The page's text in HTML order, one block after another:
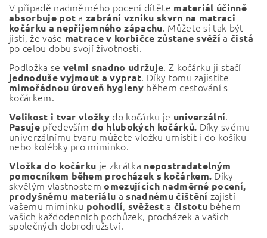
V případě nadměrného pocení dítěte materiál účinně
absorbuje pota zabrání vzniku skvrn na matraci
kočárku a nepříjemného zápachu. Můžete si tak být
jistí, že vaše matrace v korbičce zůstane svěží ačistá
po celou dobu svojí životnosti.
Podložka se velmi snadno udržuje. Z kočárku ji stačí
jednoduše vyjmout a vyprat. Díky tomu zajistíte
mimořádnou úroveň hygieny během cestování s
kočárkem.
Velikost i tvar vložky do kočárku je univerzální.
Pasuje především do hlubokých kočárků. Díky svému
univerzálnímu tvaru můžete vložku umístit i do košíku
nebo kolébky pro miminko.
Vložka do kočárku je zkrátka nepostradatelným
pomocníkem během procházek s kočárkem. Díky
skvělým vlastnostemomezujících nadměrné pocení,
prodyšnému materiálu asnadnému čištění zajistí
vašemu miminku pohodlí, svěžesta čistotu během
vašich každodenních pochůzek, procházek a vašich
společných dobrodružství.